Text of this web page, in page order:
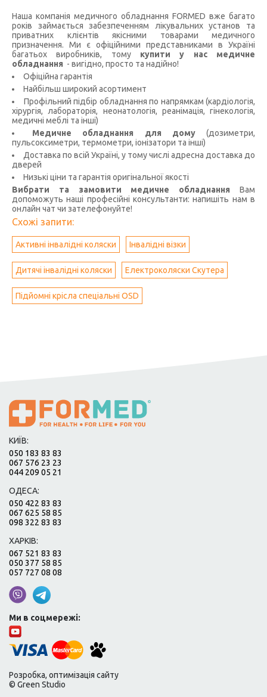
Наша компанія медичного обладнання FORMED вже багато
років займається забезпеченням лікувальних установ та
приватних клієнтів якісними товарами медичного
призначення. Ми є офіційними представниками в Україні
багатьох виробників, тому купити у нас медичне
обладнання - вигідно, просто та надійно!
Офіційна гарантія
Найбільш широкий асортимент
Профільний підбір обладнання по напрямкам (кардіологія,
хірургія, лабораторія, неонатологія, реанімація, гінекологія,
медичні меблі та інші)
Медичне обладнання для дому(дозиметри,
пульсоксиметри, термометри, іонізатори та інші)
Доставка по всій Україні, у тому числі адресна доставка до
дверей
Низькі ціни та гарантія оригінальної якості
Вибрати та замовити медичне обладнання Вам
допоможуть наші професійні консультанти: напишіть нам в
онлайн чат чи зателефонуйте!
Схожі запити:
Активні інвалідні коляски Інвалідні візки
Дитячі інвалідні коляски Електроколяски Скутера
Підйомні крісла спеціальні OSD
КИЇВ:
050 183 83 83
067 576 23 23
044 209 05 21
ОДЕСА:
050 422 83 83
067 625 58 85
098 322 83 83
ХАРКІВ:
067 521 83 83
050 377 58 85
057 727 08 08
Ми в соцмережі:
Розробка, оптимізація сайту
© Green Studio